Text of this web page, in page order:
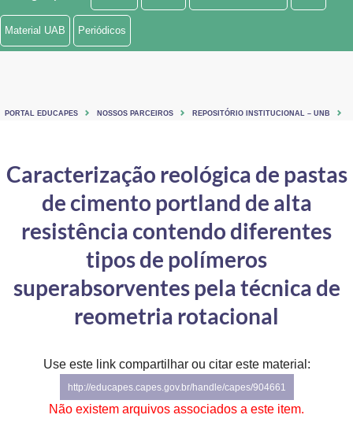
Ministério de Minas e Energia
Controladoria-Geral da União
Ministério da Mulher, da Família e dos Direitos Humanos
Secretaria de Governo
Advocacia-Geral da União
Banco Central do Brasil
Material UAB Periódicos
PORTAL EDUCAPES NOSSOS PARCEIROS REPOSITÓRIO INSTITUCIONAL – UNB
Caracterização reológica de pastas
de cimento portland de alta
resistência contendo diferentes
tipos de polímeros
superabsorventes pela técnica de
reometria rotacional
Use este link compartilhar ou citar este material:
http://educapes.capes.gov.br/handle/capes/904661
Não existem arquivos associados a este item.